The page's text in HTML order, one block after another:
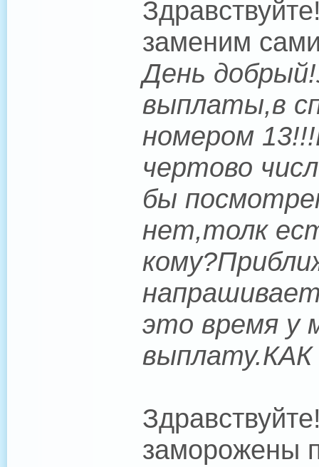
заменим
День
выплаты,в
номером
чертово
бы
нет,толк
это время у
заморожены